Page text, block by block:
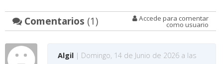
Comentarios (1) Accede para comentar
como usuario
Algil | Domingo, 14 de Junio de 2026 a las